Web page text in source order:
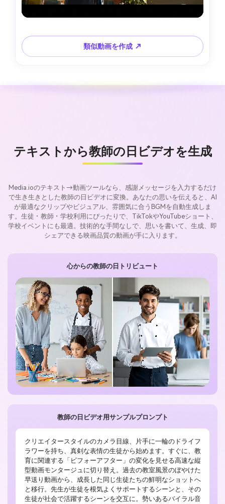
類似動画を作成 ↗
テキストから教師の日ビデオを生成
Media.ioのテキスト→動画ツールなら、感謝メッセージを入力するだけ
で生き生きとした教師の日ビデオに変換。あなたの思いを伝えると、AI
が最適なクリップやビジュアル、雰囲気に合うBGMを自動生成しま
す。生徒・教師・学校利用にぴったりで、TikTokやYouTubeショート、
学校イベントにも最適。技術的な手間なしで、思いを書いて、生成、即
シェアできる映画品質の動画が手に入ります。
教師の日ビデオ用サンプルプロンプト
クリエイタースタイルのカメラ目線、片手に一輪のドライフ
ラワーを持ち、真剣な表情の生徒から始めます。すぐに、教
育に関連する「ビフォーアフター」の変化を見せる高速な縦
型動画モンタージュに切り替え。過去の教室風景のぼやけた
早送り動画から、成長した同じ生徒たちの鮮明なショットへ
と移行。先生が生徒を根気よくサポートするシーンと、その
生徒が社会で活躍するシーンを交互に。勢いあるバイラル音
心からの教師の日トリビュート